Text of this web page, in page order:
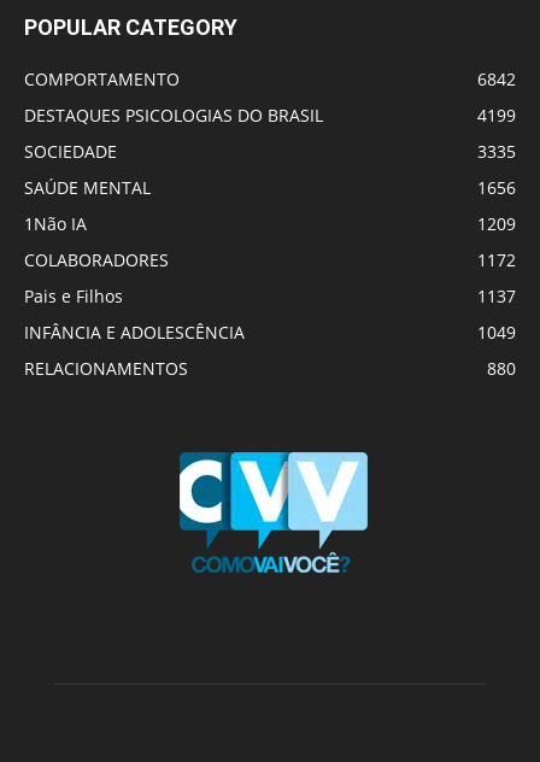
POPULAR CATEGORY
COMPORTAMENTO
6842
DESTAQUES PSICOLOGIAS DO BRASIL
4199
SOCIEDADE
3335
SAÚDE MENTAL
1656
1Não IA
1209
COLABORADORES
1172
Pais e Filhos
1137
INFÂNCIA E ADOLESCÊNCIA
1049
RELACIONAMENTOS
880